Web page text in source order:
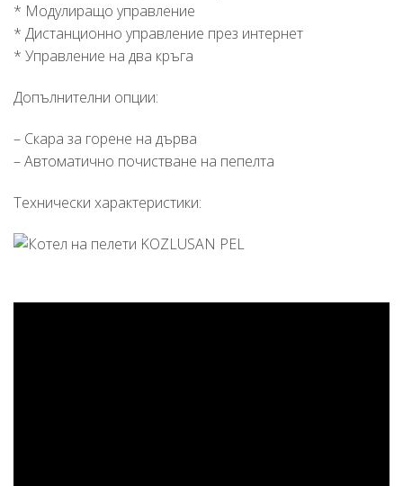
* Модулиращо управление
* Дистанционно управление през интернет
* Управление на два кръга
Допълнителни опции:
– Скара за горене на дърва
– Автоматично почистване на пепелта
Технически характеристики: